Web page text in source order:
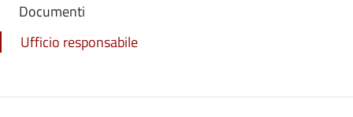
Documenti
Ufficio responsabile